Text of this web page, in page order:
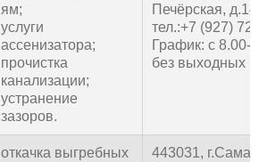
ям;
услуги
ассенизатора;
прочистка
канализации;
устранение
зазоров.
Печёрская,
тел.:+7 (927)
График: с 8.00-
без выходных
откачка выгребных
443031,